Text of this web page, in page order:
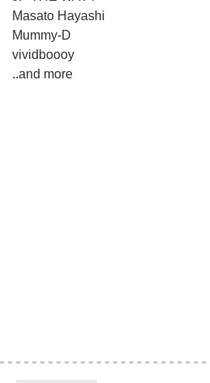
Masato Hayashi
Mummy-D
vividboooy
..and more